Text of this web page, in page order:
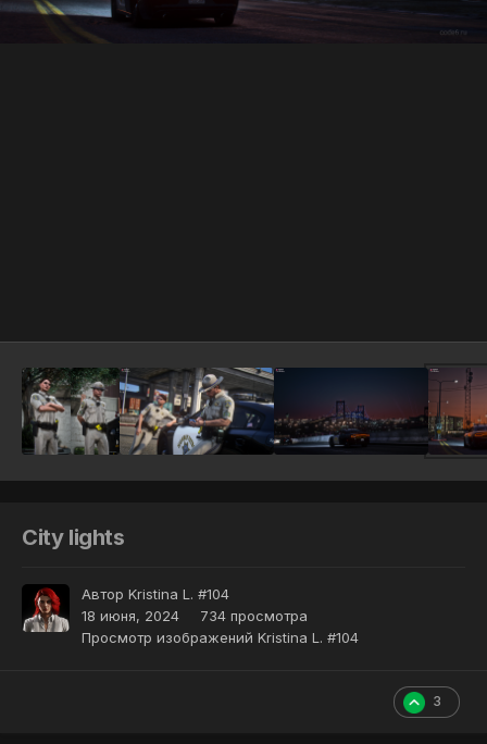
City lights
Автор Kristina L. #104
18 июня, 2024
734 просмотра
Просмотр изображений Kristina L. #104
3